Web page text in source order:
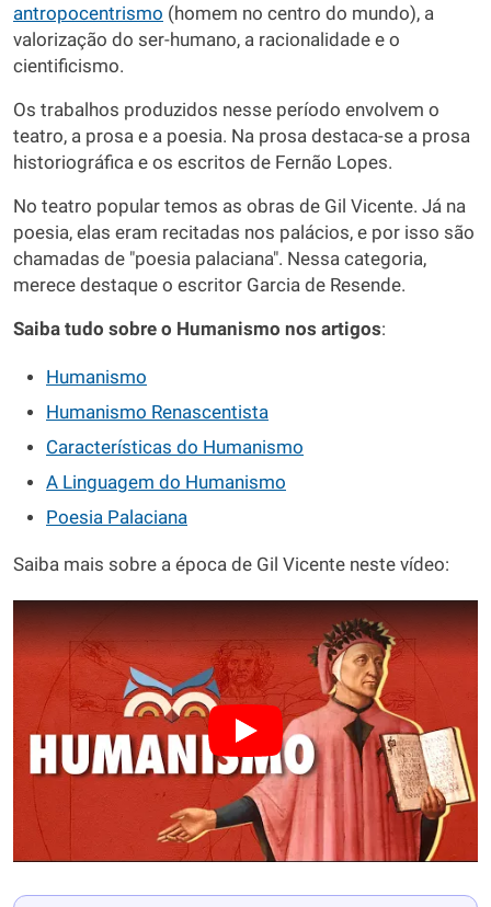
antropocentrismo (homem no centro do mundo), a
valorização do ser-humano, a racionalidade e o
cientificismo.
Os trabalhos produzidos nesse período envolvem o
teatro, a prosa e a poesia. Na prosa destaca-se a prosa
historiográfica e os escritos de Fernão Lopes.
No teatro popular temos as obras de Gil Vicente. Já na
poesia, elas eram recitadas nos palácios, e por isso são
chamadas de "poesia palaciana". Nessa categoria,
merece destaque o escritor Garcia de Resende.
Saiba tudo sobre o Humanismo nos artigos:
Humanismo
Humanismo Renascentista
Características do Humanismo
A Linguagem do Humanismo
Poesia Palaciana
Saiba mais sobre a época de Gil Vicente neste vídeo: